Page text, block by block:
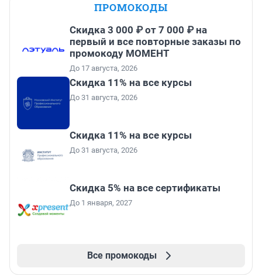
ПРОМОКОДЫ
Скидка 3 000 ₽ от 7 000 ₽ на
первый и все повторные заказы по
промокоду МОМЕНТ
До 17 августа, 2026
Скидка 11% на все курсы
До 31 августа, 2026
Скидка 11% на все курсы
До 31 августа, 2026
Скидка 5% на все сертификаты
До 1 января, 2027
Все промокоды